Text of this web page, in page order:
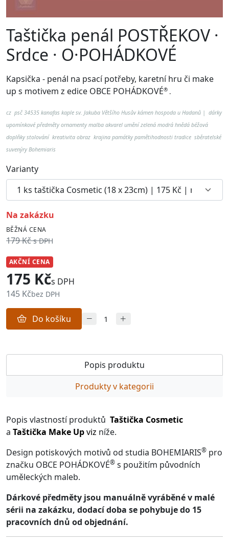
Taštička penál POSTŘEKOV ·
Srdce · O·POHÁDKOVÉ
Kapsička - penál na psací potřeby, karetní hru či make
up s motivem z edice OBCE POHÁDKOVÉ® .
cz psč 34535 kanafas kaple sv. Jakuba Většího Husův kámen hospoda u Hadanů | dárky
upomínkové předměty ornamenty malba akvarel umění zelená modrá hnědá béžová
doplňky stolování kreativita obraz krajina památky pamětihodnosti tradice sběratelské
suvenýry Bohemiaris
Varianty
na zakázku
BĚŽNÁ CENA
179 Kč s DPH
AKČNÍ CENA
175 Kčs DPH
145 Kčbez DPH
Do košíku
Popis produktu
Produkty v kategorii
Popis vlastností produktů Taštička Cosmetic
a Taštička Make Upviz níže.
Design potiskových motivů od studia BOHEMIARIS® pro
značku OBCE POHÁDKOVÉ® s použitím původních
uměleckých maleb.
Dárkové předměty jsou manuálně vyráběné v malé
sérii na zakázku, dodací doba se pohybuje do 15
pracovních dnů od objednání.